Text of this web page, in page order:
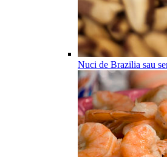
Nuci de Brazilia sau